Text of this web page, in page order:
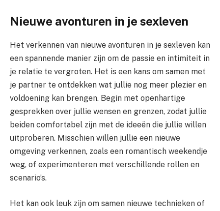
Nieuwe avonturen in je sexleven
Het verkennen van nieuwe avonturen in je sexleven kan
een spannende manier zijn om de passie en intimiteit in
je relatie te vergroten. Het is een kans om samen met
je partner te ontdekken wat jullie nog meer plezier en
voldoening kan brengen. Begin met openhartige
gesprekken over jullie wensen en grenzen, zodat jullie
beiden comfortabel zijn met de ideeën die jullie willen
uitproberen. Misschien willen jullie een nieuwe
omgeving verkennen, zoals een romantisch weekendje
weg, of experimenteren met verschillende rollen en
scenario’s.
Het kan ook leuk zijn om samen nieuwe technieken of